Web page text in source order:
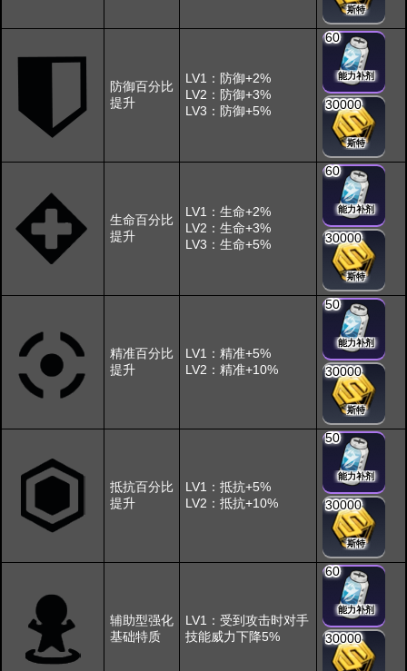
斯特
防御百分比
提升
LV1：防御+2%
LV2：防御+3%
LV3：防御+5%
60
能力补剂
30000
斯特
生命百分比
提升
LV1：生命+2%
LV2：生命+3%
LV3：生命+5%
60
能力补剂
30000
斯特
精准百分比
提升
LV1：精准+5%
LV2：精准+10%
50
能力补剂
30000
斯特
抵抗百分比
提升
LV1：抵抗+5%
LV2：抵抗+10%
50
能力补剂
30000
斯特
辅助型强化
基础特质
LV1：受到攻击时对手
技能威力下降5%
60
能力补剂
30000